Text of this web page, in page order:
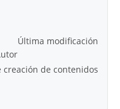
Última modificación
creación de contenidos